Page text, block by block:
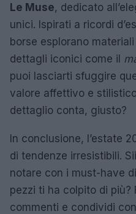
Le Muse, dedicato
unici. Ispirati a ricordi
borse esplorano
dettagli iconici come il
puoi lasciarti sfuggire
valore affettivo e
dettaglio conta, giusto?
In conclusione, l’estate
di tendenze irresistibili.
notare con i must-have
pezzi ti ha colpito di più?
commenti e condividi